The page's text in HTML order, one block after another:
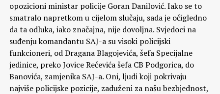
opozicioni ministar policije Goran Danilović. Iako se to
smatralo napretkom u cijelom slučaju, sada je očigledno
da ta odluka, iako značajna, nije dovoljna. Svjedoci na
suđenju komandantu SAJ-a su visoki policijski
funkcioneri, od Dragana Blagojevića, šefa Specijalne
jedinice, preko Jovice Rečevića šefa CB Podgorica, do
Banovića, zamjenika SAJ-a. Oni, ljudi koji pokrivaju
najviše policijske pozicije, zaduženi za našu bezbjednost,